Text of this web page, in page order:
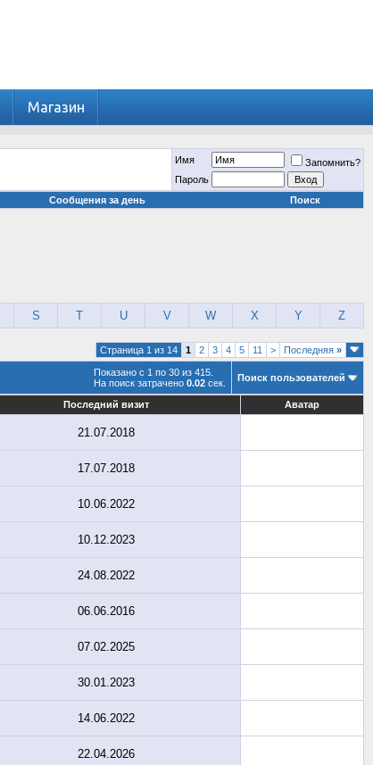
Магазин
Имя
Запомнить?
Пароль
Сообщения за день Поиск
S T U V W X Y Z
Страница 1 из 14 1 2 3 4 5 11 > Последняя »
Показано с 1 по 30 из 415.
На поиск затрачено 0.02 сек. Поиск пользователей
Последний визит Аватар
21.07.2018
17.07.2018
10.06.2022
10.12.2023
24.08.2022
06.06.2016
07.02.2025
30.01.2023
14.06.2022
22.04.2026